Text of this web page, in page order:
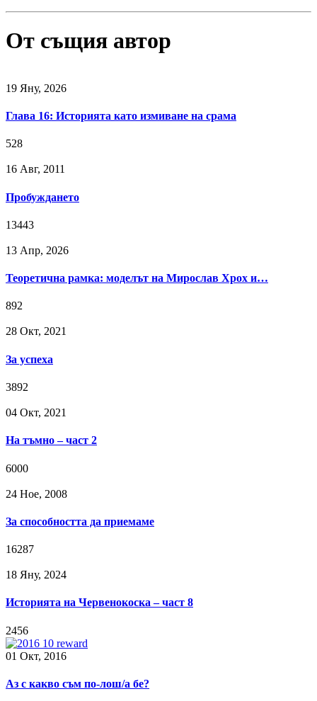
От същия автор
19 Яну, 2026
Глава 16: Историята като измиване на срама
528
16 Авг, 2011
Пробуждането
13443
13 Апр, 2026
Теоретична рамка: моделът на Мирослав Хрох и…
892
28 Окт, 2021
За успеха
3892
04 Окт, 2021
На тъмно – част 2
6000
24 Ное, 2008
За способността да приемаме
16287
18 Яну, 2024
Историята на Червенокоска – част 8
2456
01 Окт, 2016
Аз с какво съм по-лош/а бе?